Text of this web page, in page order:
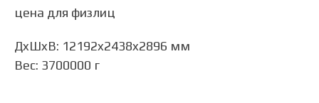
цена для физлиц
ДxШxВ: 12192x2438x2896 мм
Вес: 3700000 г